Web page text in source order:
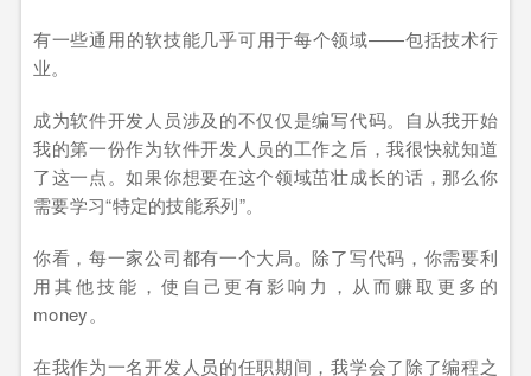
有一些通用的软技能几乎可用于每个领域——包括技术行
业。
成为软件开发人员涉及的不仅仅是编写代码。自从我开始
我的第一份作为软件开发人员的工作之后，我很快就知道
了这一点。如果你想要在这个领域茁壮成长的话，那么你
需要学习“特定的技能系列”。
你看，每一家公司都有一个大局。除了写代码，你需要利
用其他技能，使自己更有影响力，从而赚取更多的
money。
在我作为一名开发人员的任职期间，我学会了除了编程之